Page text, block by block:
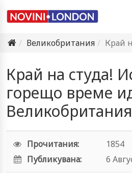
Великобритания
Край на
Край на студа!
горещо време
Прочитания:
1854
Публикувана:
6